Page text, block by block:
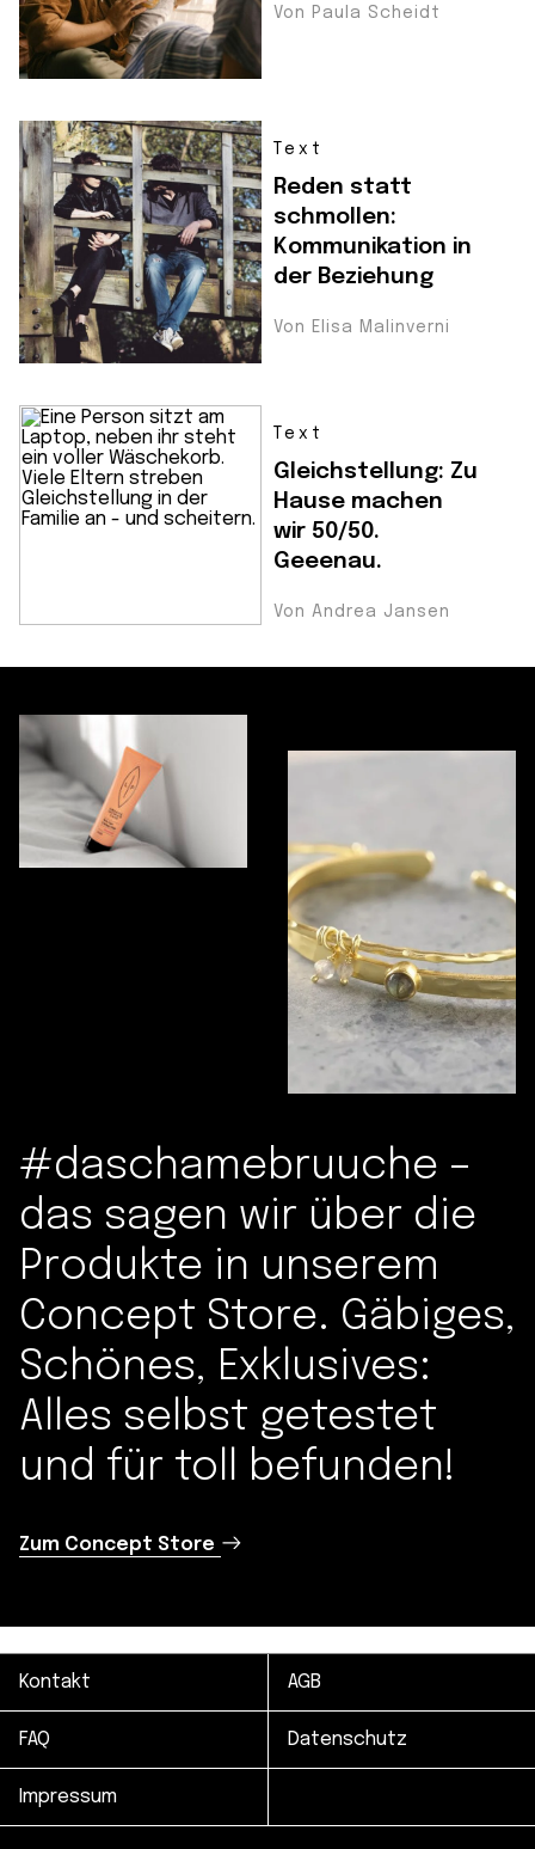
Von Paula Scheidt
Text
Reden statt
schmollen:
Kommunikation in
der Beziehung
Von Elisa Malinverni
Text
Gleichstellung: Zu
Hause machen
wir 50/50.
Geeenau.
Von Andrea Jansen
#daschamebruuche –
das sagen wir über die
Produkte in unserem
Concept Store. Gäbiges,
Schönes, Exklusives:
Alles selbst getestet
und für toll befunden!
Zum Concept Store
Kontakt AGB
FAQ Datenschutz
Impressum